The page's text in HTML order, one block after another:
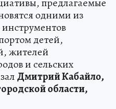
предлагаемые
одними из
детей,
жителей
и сельских
Дмитрий Кабайло,
области,